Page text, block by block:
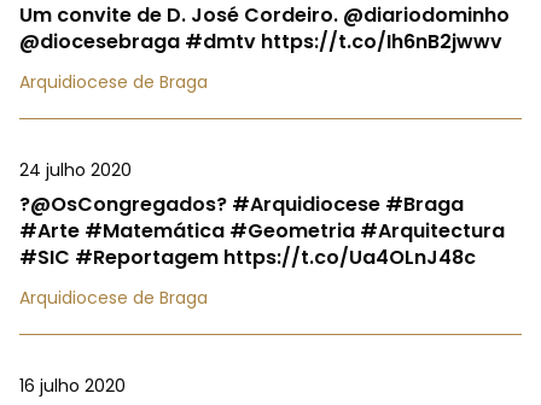
Um convite de D. José Cordeiro. @diariodominho
@diocesebraga #dmtv https://t.co/Ih6nB2jwwv
Arquidiocese de Braga
24 julho 2020
?@OsCongregados? #Arquidiocese #Braga
#Arte #Matemática #Geometria #Arquitectura
#SIC #Reportagem https://t.co/Ua4OLnJ48c
Arquidiocese de Braga
16 julho 2020